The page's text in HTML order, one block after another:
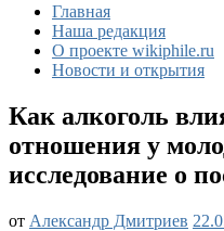
Главная
Наша редакция
О проекте wikiphile.ru
Новости и открытия
Как алкоголь
отношения у
исследование о
от Александр Дмитриев